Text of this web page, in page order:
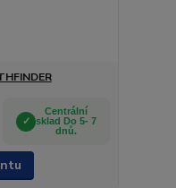
Centrální
sklad Do 5- 7
dnů.